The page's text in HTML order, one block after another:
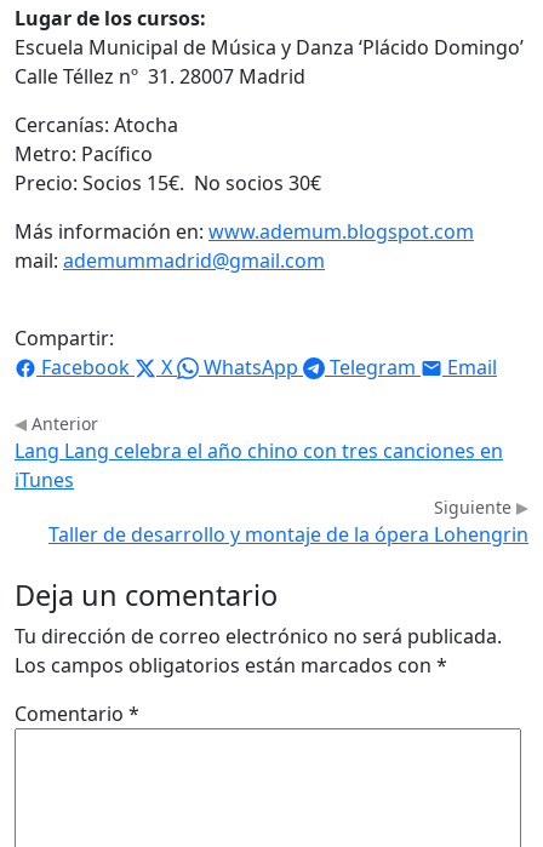
Lugar de los cursos:
Escuela Municipal de Música y Danza ‘Plácido Domingo’
Calle Téllez nº 31. 28007 Madrid
Cercanías: Atocha
Metro: Pacífico
Precio: Socios 15€. No socios 30€
Más información en: www.ademum.blogspot.com
mail: ademummadrid@gmail.com
Compartir:
Facebook
X WhatsApp Telegram Email
Anterior
Lang Lang celebra el año chino con tres canciones en
iTunes
Siguiente
Taller de desarrollo y montaje de la ópera Lohengrin
Deja un comentario
Tu dirección de correo electrónico no será publicada.
Los campos obligatorios están marcados con *
Comentario *